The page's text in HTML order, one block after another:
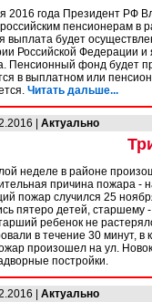
2016 года Президент РФ
пенсионерам в
выплата будет
Российской Федерации
Пенсионный фонд будет
в выплатном или
Читать дальше...
| Актуально
неделе в районе
причина пожара -
пожар случился 25
пятеро детей, старшему
ребенок не
в течение 30 минут, в
произошел на ул.
постройки.
| Актуально